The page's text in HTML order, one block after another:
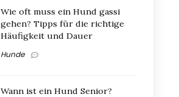
Wie oft muss ein Hund gassi
gehen? Tipps für die richtige
Häufigkeit und Dauer
Hunde
Wann ist ein Hund Senior?